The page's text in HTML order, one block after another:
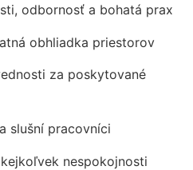
odbornosť a bohatá prax
obhliadka priestorov
za poskytované
slušní pracovníci
nespokojnosti